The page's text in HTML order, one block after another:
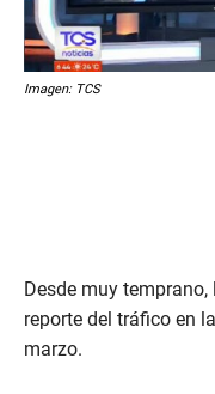
Imagen: TCS
Desde muy
reporte del tráfico en
marzo.